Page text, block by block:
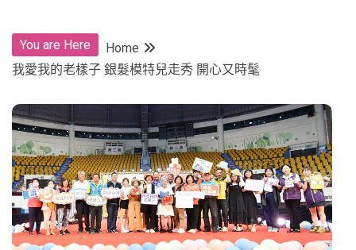
You are Here
Home
我愛我的老樣子 銀髮模特兒走秀 開心又時髦